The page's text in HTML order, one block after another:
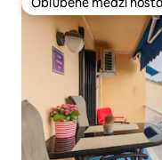
Obľúbené medzi